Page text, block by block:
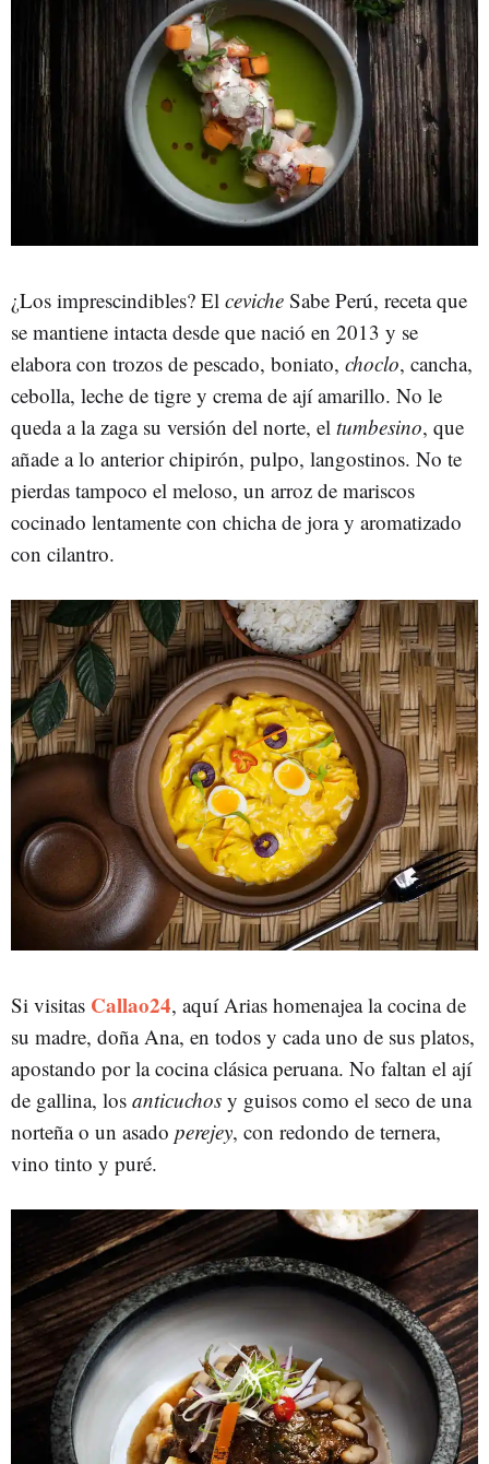
¿Los imprescindibles? El ceviche Sabe Perú, receta que
se mantiene intacta desde que nació en 2013 y se
elabora con trozos de pescado, boniato, choclo, cancha,
cebolla, leche de tigre y crema de ají amarillo. No le
queda a la zaga su versión del norte, el tumbesino, que
añade a lo anterior chipirón, pulpo, langostinos. No te
pierdas tampoco el meloso, un arroz de mariscos
cocinado lentamente con chicha de jora y aromatizado
con cilantro.
Si visitas Callao24, aquí Arias homenajea la cocina de
su madre, doña Ana, en todos y cada uno de sus platos,
apostando por la cocina clásica peruana. No faltan el ají
de gallina, los anticuchos y guisos como el seco de una
norteña o un asado perejey, con redondo de ternera,
vino tinto y puré.